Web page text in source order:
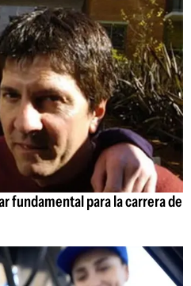
fundamental para la carrera de